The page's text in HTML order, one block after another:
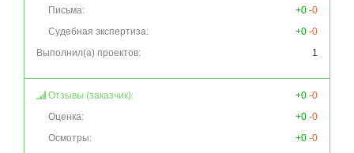
Письма:
+0 -0
Судебная экспертиза:
+0 -0
Выполнил(а) проектов:
1
Отзывы (заказчик): +0 -0
Оценка:
+0 -0
Осмотры:
+0 -0